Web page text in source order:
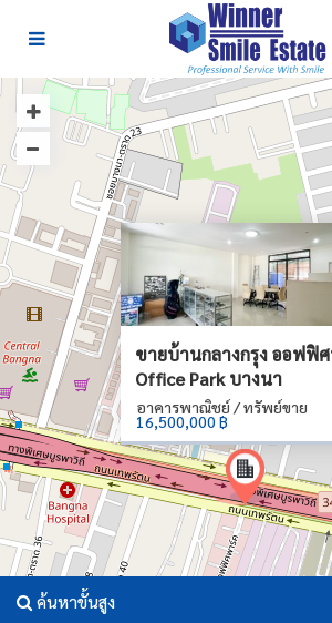
ขายบ้านกลางกรุง ออฟฟิ
Office Park บางนา
อาคารพาณิชย์ / ทรัพย์ขาย
16,500,000 ฿
ค้นหาขั้นสูง